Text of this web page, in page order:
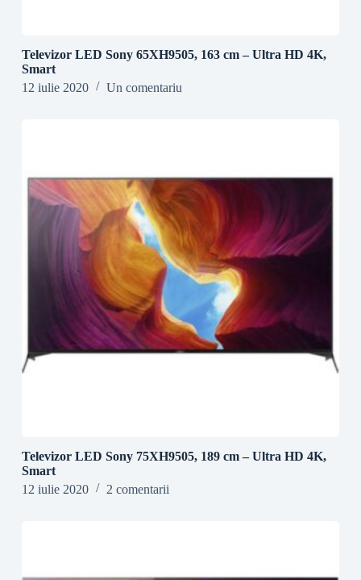
Televizor LED Sony 65XH9505, 163 cm – Ultra HD 4K,
Smart
12 iulie 2020
Un comentariu
Televizor LED Sony 75XH9505, 189 cm – Ultra HD 4K,
Smart
12 iulie 2020
2 comentarii